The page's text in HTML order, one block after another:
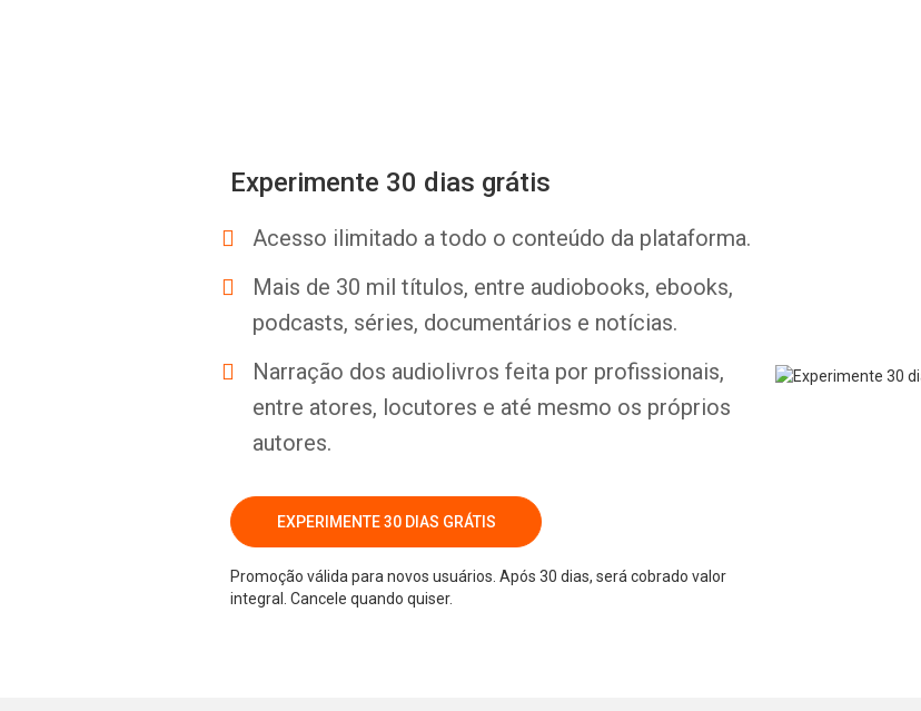
Experimente 30 dias grátis
Acesso ilimitado a todo o conteúdo da plataforma.
Mais de 30 mil títulos, entre audiobooks, ebooks,
podcasts, séries, documentários e notícias.
Narração dos audiolivros feita por profissionais,
entre atores, locutores e até mesmo os próprios
autores.
EXPERIMENTE 30 DIAS GRÁTIS
Promoção válida para novos usuários. Após 30 dias, será cobrado valor
integral. Cancele quando quiser.
Whatsapp Facebook